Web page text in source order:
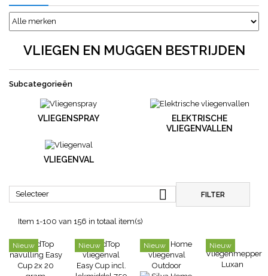
VLIEGEN EN MUGGEN BESTRIJDEN
Subcategorieën
VLIEGENSPRAY
ELEKTRISCHE
VLIEGENVALLEN
VLIEGENVAL
Selecteer  FILTER
Item 1-100 van 156 in totaal item(s)
Nieuw Nieuw Nieuw Nieuw